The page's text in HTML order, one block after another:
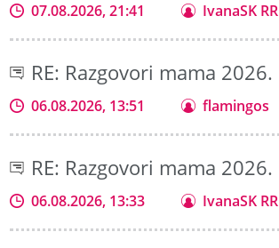
07.08.2026, 21:41 IvanaSK RR
RE: Razgovori mama 2026.
06.08.2026, 13:51 flamingos
RE: Razgovori mama 2026.
06.08.2026, 13:33 IvanaSK RR